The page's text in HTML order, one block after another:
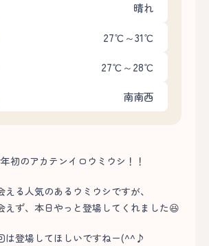
晴れ
27℃～31℃
27℃～28℃
南南西
年初のアカテンイロウミウシ！！
る人気のあるウミウシですが、
えず、本日やっと登場してくれました😆
は登場してほしいですねー(^^♪